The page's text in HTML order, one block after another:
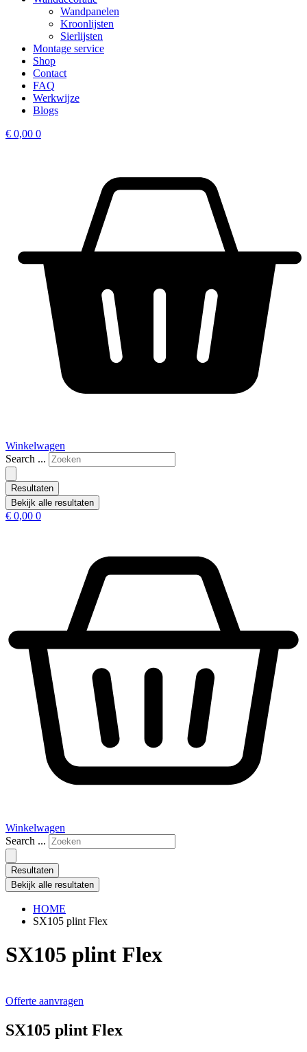
Wandpanelen
Kroonlijsten
Sierlijsten
Montage service
Shop
Contact
FAQ
Werkwijze
Blogs
€ 0,00 0
Winkelwagen
Search ...
Resultaten
Bekijk alle resultaten
€ 0,00 0
Winkelwagen
Search ...
Resultaten
Bekijk alle resultaten
HOME
SX105 plint Flex
SX105 plint Flex
Offerte aanvragen
SX105 plint Flex